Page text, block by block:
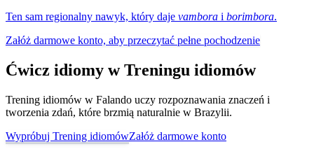
Ten sam regionalny nawyk, który daje vambora i borimbora.
Załóż darmowe konto, aby przeczytać pełne pochodzenie
Ćwicz idiomy w Treningu idiomów
Trening idiomów w Falando uczy rozpoznawania znaczeń i
tworzenia zdań, które brzmią naturalnie w Brazylii.
Wypróbuj Trening idiomówZałóż darmowe konto